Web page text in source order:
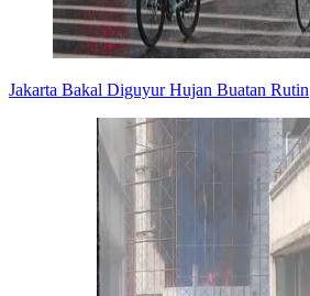
Jakarta Bakal Diguyur Hujan Buatan Rutin